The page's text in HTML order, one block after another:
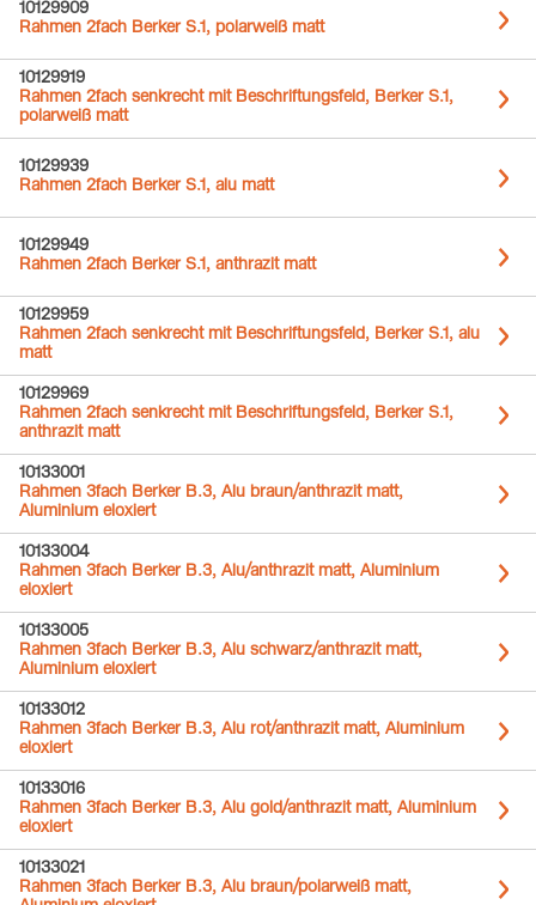
10129909
Rahmen 2fach Berker S.1, polarweiß matt
10129919
Rahmen 2fach senkrecht mit Beschriftungsfeld, Berker S.1,
polarweiß matt
10129939
Rahmen 2fach Berker S.1, alu matt
10129949
Rahmen 2fach Berker S.1, anthrazit matt
10129959
Rahmen 2fach senkrecht mit Beschriftungsfeld, Berker S.1, alu
matt
10129969
Rahmen 2fach senkrecht mit Beschriftungsfeld, Berker S.1,
anthrazit matt
10133001
Rahmen 3fach Berker B.3, Alu braun/anthrazit matt,
Aluminium eloxiert
10133004
Rahmen 3fach Berker B.3, Alu/anthrazit matt, Aluminium
eloxiert
10133005
Rahmen 3fach Berker B.3, Alu schwarz/anthrazit matt,
Aluminium eloxiert
10133012
Rahmen 3fach Berker B.3, Alu rot/anthrazit matt, Aluminium
eloxiert
10133016
Rahmen 3fach Berker B.3, Alu gold/anthrazit matt, Aluminium
eloxiert
10133021
Rahmen 3fach Berker B.3, Alu braun/polarweiß matt,